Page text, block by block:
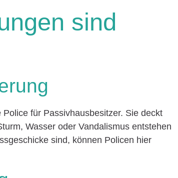
sind
für Passivhausbesitzer. Sie deckt
Wasser oder Vandalismus entstehen
sind, können Policen hier